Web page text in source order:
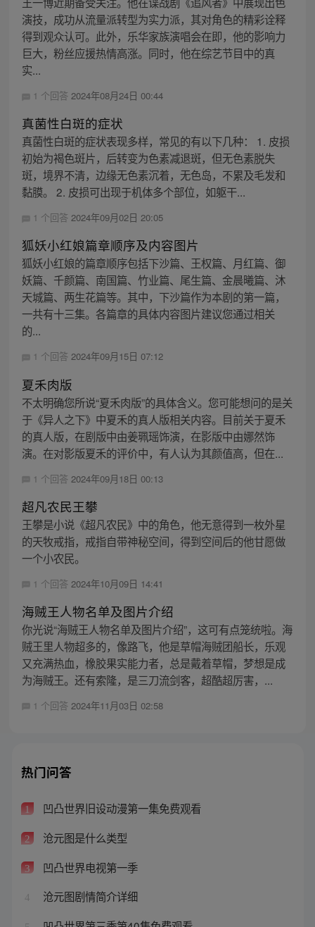
演技，成功从流量派转型为实力派，其对角色的精彩诠释
得到观众认可。此外，乐华家族演唱会在即，他的影响力
巨大，粉丝应援热情高涨。同时，他在综艺节目中的真
实...
1 个回答 2024年08月24日 00:44
真菌性白斑的症状
真菌性白斑的症状表现多样，常见的有以下几种： 1. 皮损
初始为褐色斑片，后转变为色素减退斑，但无色素脱失
斑，境界不清，边缘无色素沉着，无色岛，不累及毛发和
黏膜。 2. 皮损可出现于机体多个部位，如躯干...
1 个回答 2024年09月02日 20:05
狐妖小红娘篇章顺序及内容图片
狐妖小红娘的篇章顺序包括下沙篇、王权篇、月红篇、御
妖篇、千颜篇、南国篇、竹业篇、尾生篇、金晨曦篇、沐
天城篇、两生花篇等。其中，下沙篇作为本剧的第一篇，
一共有十三集。各篇章的具体内容图片建议您通过相关
的...
1 个回答 2024年09月15日 07:12
夏禾肉版
不太明确您所说“夏禾肉版”的具体含义。您可能想问的是关
于《异人之下》中夏禾的真人版相关内容。目前关于夏禾
的真人版，在剧版中由姜珮瑶饰演，在影版中由娜然饰
演。在对影版夏禾的评价中，有人认为其颜值高，但在...
1 个回答 2024年09月18日 00:13
超凡农民王攀
王攀是小说《超凡农民》中的角色，他无意得到一枚外星
的天牧戒指，戒指自带神秘空间，得到空间后的他甘愿做
一个小农民。
1 个回答 2024年10月09日 14:41
海贼王人物名单及图片介绍
你光说“海贼王人物名单及图片介绍”，这可有点笼统啦。海
贼王里人物超多的，像路飞，他是草帽海贼团船长，乐观
又充满热血，橡胶果实能力者，总是戴着草帽，梦想是成
为海贼王。还有索隆，是三刀流剑客，超酷超厉害，...
1 个回答 2024年11月03日 02:58
热门问答
1 凹凸世界旧设动漫第一集免费观看
2 沧元图是什么类型
3 凹凸世界电视第一季
4 沧元图剧情简介详细